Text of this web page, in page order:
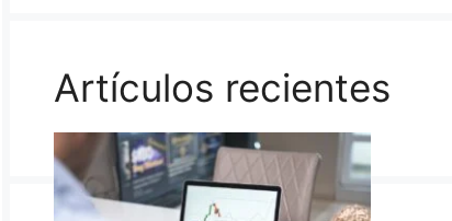
Artículos recientes